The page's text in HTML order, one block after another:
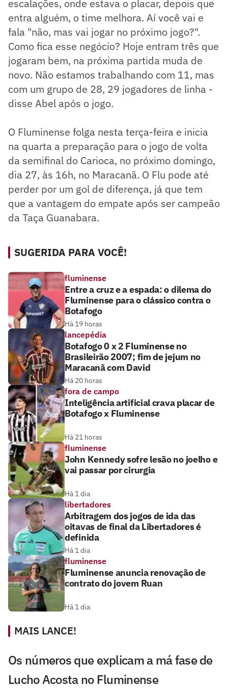
escalações, onde estava o placar, depois que
entra alguém, o time melhora. Aí você vai e
fala "não, mas vai jogar no próximo jogo?".
Como fica esse negócio? Hoje entram três que
jogaram bem, na próxima partida muda de
novo. Não estamos trabalhando com 11, mas
com um grupo de 28, 29 jogadores de linha -
disse Abel após o jogo.
O Fluminense folga nesta terça-feira e inicia
na quarta a preparação para o jogo de volta
da semifinal do Carioca, no próximo domingo,
dia 27, às 16h, no Maracanã. O Flu pode até
perder por um gol de diferença, já que tem
que a vantagem do empate após ser campeão
da Taça Guanabara.
SUGERIDA PARA VOCÊ!
fluminense
Entre a cruz e a espada: o dilema do
Fluminense para o clássico contra o
Botafogo
Há 19 horas
lancepédia
Botafogo 0 x 2 Fluminense no
Brasileirão 2007; fim de jejum no
Maracanã com David
Há 20 horas
fora de campo
Inteligência artificial crava placar de
Botafogo x Fluminense
Há 21 horas
fluminense
John Kennedy sofre lesão no joelho e
vai passar por cirurgia
Há 1 dia
libertadores
Arbitragem dos jogos de ida das
oitavas de final da Libertadores é
definida
Há 1 dia
fluminense
Fluminense anuncia renovação de
contrato do jovem Ruan
Há 1 dia
MAIS LANCE!
Os números que explicam a má fase de
Lucho Acosta no Fluminense